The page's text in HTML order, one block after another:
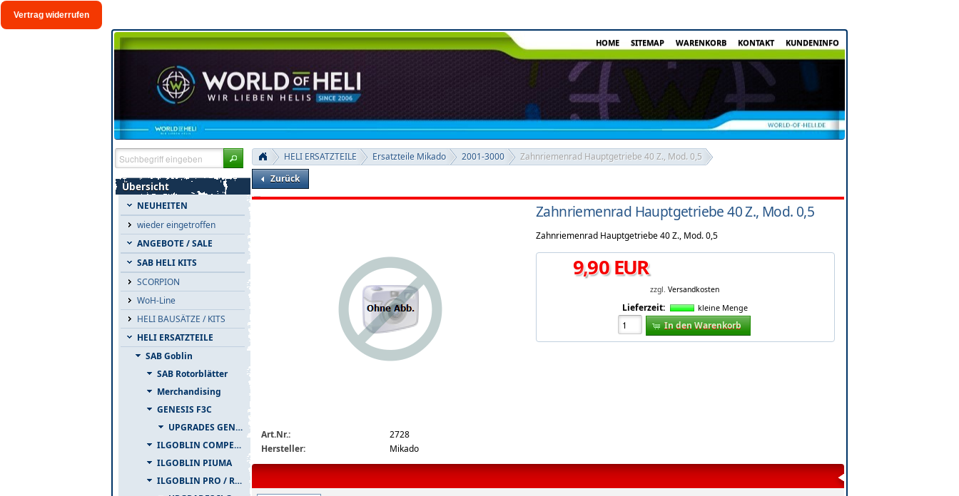
Vertrag widerrufen
HOME SITEMAP WARENKORB KONTAKT KUNDENINFO
Übersicht
NEUHEITEN
wieder eingetroffen
ANGEBOTE / SALE
SAB HELI KITS
SCORPION
WoH-Line
HELI BAUSÄTZE / KITS
HELI ERSATZTEILE
SAB Goblin
SAB Rotorblätter
Merchandising
GENESIS F3C
UPGRADES GENESIS F3C
ILGOBLIN COMPETIZIONE
ILGOBLIN PIUMA
ILGOBLIN PRO / RAW 700
HELI ERSATZTEILE Ersatzteile Mikado 2001-3000
Zahnriemenrad Hauptgetriebe 40 Z., Mod. 0,5
Zurück
Art.Nr.:
2728
Hersteller:
Mikado
Zahnriemenrad Hauptgetriebe 40 Z., Mod. 0,5
Zahnriemenrad Hauptgetriebe 40 Z., Mod. 0,5
9,90EUR
zzgl. Versandkosten
Lieferzeit: kleine Menge
In den Warenkorb